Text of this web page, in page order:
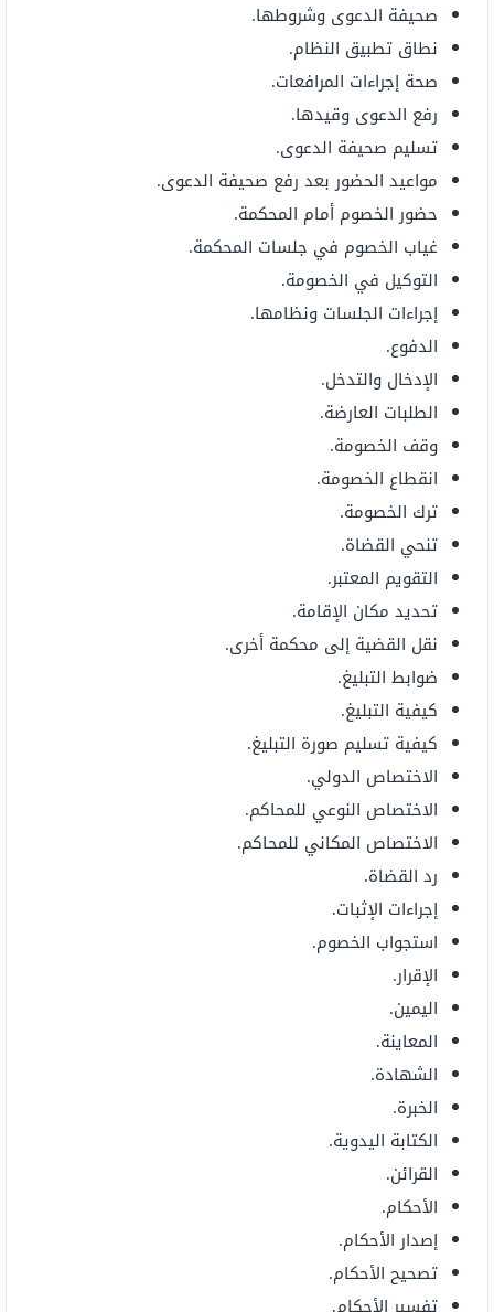
صحيفة الدعوى وشروطها.
نطاق تطبيق النظام.
صحة إجراءات المرافعات.
رفع الدعوى وقيدها.
تسليم صحيفة الدعوى.
مواعيد الحضور بعد رفع صحيفة الدعوى.
حضور الخصوم أمام المحكمة.
غياب الخصوم في جلسات المحكمة.
التوكيل في الخصومة.
إجراءات الجلسات ونظامها.
الدفوع.
الإدخال والتدخل.
الطلبات العارضة.
وقف الخصومة.
انقطاع الخصومة.
ترك الخصومة.
تنحي القضاة.
التقويم المعتبر.
تحديد مكان الإقامة.
نقل القضية إلى محكمة أخرى.
ضوابط التبليغ.
كيفية التبليغ.
كيفية تسليم صورة التبليغ.
الاختصاص الدولي.
الاختصاص النوعي للمحاكم.
الاختصاص المكاني للمحاكم.
رد القضاة.
إجراءات الإثبات.
استجواب الخصوم.
الإقرار.
اليمين.
المعاينة.
الشهادة.
الخبرة.
الكتابة اليدوية.
القرائن.
الأحكام.
إصدار الأحكام.
تصحيح الأحكام.